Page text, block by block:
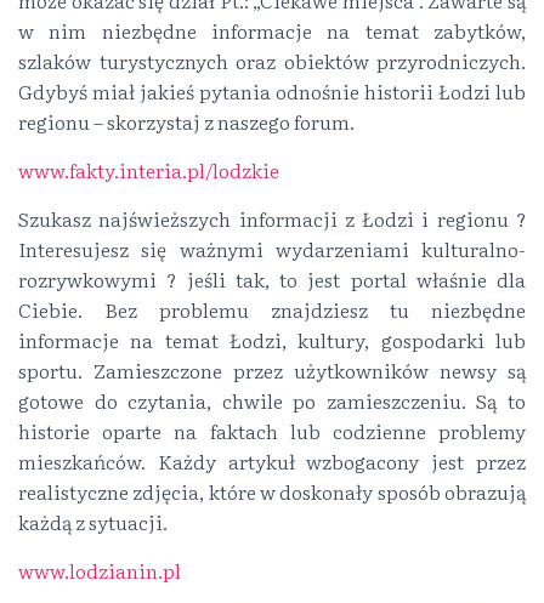
w nim niezbędne informacje na temat zabytków,
szlaków turystycznych oraz obiektów przyrodniczych.
Gdybyś miał jakieś pytania odnośnie historii Łodzi lub
regionu – skorzystaj z naszego forum.
www.fakty.interia.pl/lodzkie
Szukasz najświeższych informacji z Łodzi i regionu ?
Interesujesz się ważnymi wydarzeniami kulturalno-
rozrywkowymi ? jeśli tak, to jest portal właśnie dla
Ciebie. Bez problemu znajdziesz tu niezbędne
informacje na temat Łodzi, kultury, gospodarki lub
sportu. Zamieszczone przez użytkowników newsy są
gotowe do czytania, chwile po zamieszczeniu. Są to
historie oparte na faktach lub codzienne problemy
mieszkańców. Każdy artykuł wzbogacony jest przez
realistyczne zdjęcia, które w doskonały sposób obrazują
każdą z sytuacji.
www.lodzianin.pl